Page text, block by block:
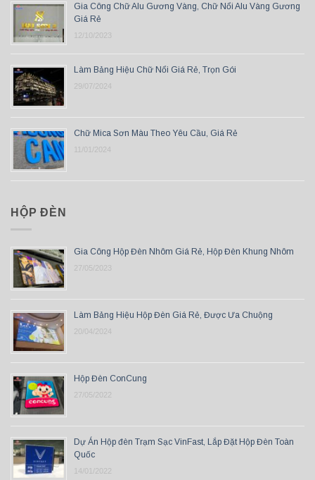
Gia Công Chữ Alu Gương Vàng, Chữ Nổi Alu Vàng Gương
Giá Rẻ
12/10/2023
Làm Bảng Hiệu Chữ Nổi Giá Rẻ, Trọn Gói
29/07/2024
Chữ Mica Sơn Màu Theo Yêu Cầu, Giá Rẻ
11/01/2024
HỘP ĐÈN
Gia Công Hộp Đèn Nhôm Giá Rẻ, Hộp Đèn Khung Nhôm
27/05/2023
Làm Bảng Hiệu Hộp Đèn Giá Rẻ, Được Ưa Chuộng
20/04/2024
Hộp Đèn ConCung
27/05/2022
Dự Án Hộp đèn Trạm Sạc VinFast, Lắp Đặt Hộp Đèn Toàn
Quốc
14/01/2022